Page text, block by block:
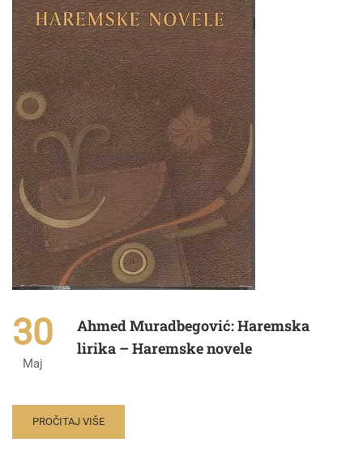
30
Maj
Ahmed Muradbegović: Haremska
lirika – Haremske novele
PROČITAJ VIŠE